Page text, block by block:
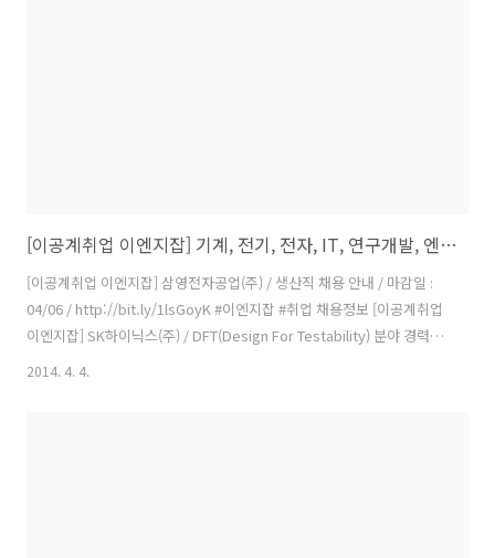
[이공계취업 이엔지잡] 기계, 전기, 전자, IT, 연구개발, 엔지니어, 플랜트, R&D 구인구직정보
[이공계취업 이엔지잡] 삼영전자공업(주) / 생산직 채용 안내 / 마감일 :
04/06 / http://bit.ly/1lsGoyK #이엔지잡 #취업 채용정보 [이공계취업
이엔지잡] SK하이닉스(주) / DFT(Design For Testability) 분야 경력사
2014. 4. 4.